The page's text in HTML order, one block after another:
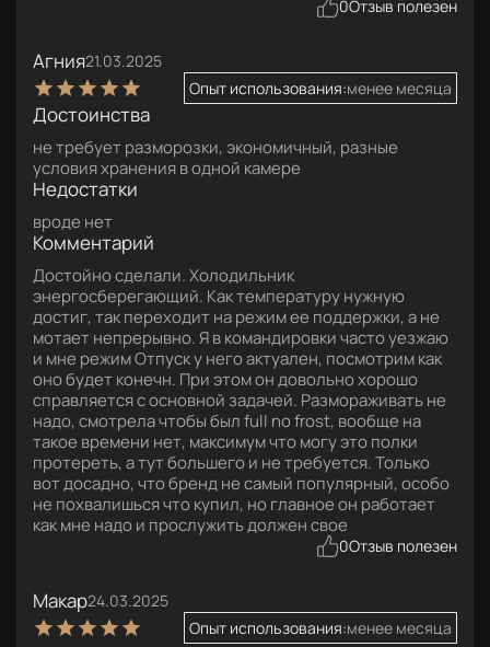
0Отзыв полезен
Агния21.03.2025
Опыт использования:менее месяца
Достоинства
не требует разморозки, экономичный, разные
условия хранения в одной камере
Недостатки
вроде нет
Комментарий
Достойно сделали. Холодильник
энергосберегающий. Как температуру нужную
достиг, так переходит на режим ее поддержки, а не
мотает непрерывно. Я в командировки часто уезжаю
и мне режим Отпуск у него актуален, посмотрим как
оно будет конечн. При этом он довольно хорошо
справляется с основной задачей. Размораживать не
надо, смотрела чтобы был full no frost, вообще на
такое времени нет, максимум что могу это полки
протереть, а тут большего и не требуется. Только
вот досадно, что бренд не самый популярный, особо
не похвалишься что купил, но главное он работает
как мне надо и прослужить должен свое
0Отзыв полезен
Макар24.03.2025
Опыт использования:менее месяца